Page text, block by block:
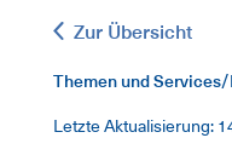
Zur Übersicht
Themen und
Letzte Aktualisierung: